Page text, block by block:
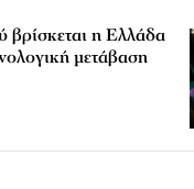
βρίσκεται η Ελλάδα
μετάβαση